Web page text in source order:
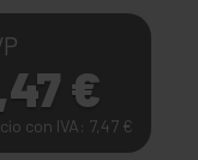
€
con IVA: 7,47 €